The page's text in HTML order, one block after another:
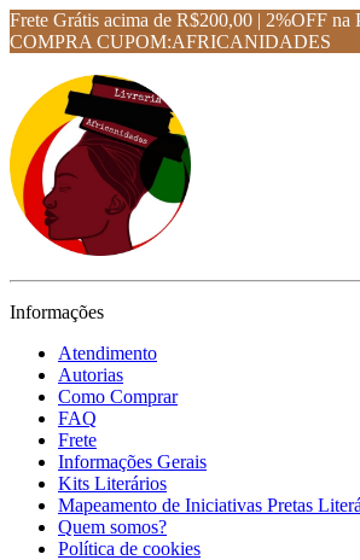
Frete Grátis acima de R$200,00 | 2%OFF
COMPRA CUPOM:AFRICANIDADES
Informações
Atendimento
Autorias
Como Comprar
FAQ
Frete
Informações Gerais
Kits Literários
Mapeamento de Iniciativas Pretas
Quem somos?
Política de cookies